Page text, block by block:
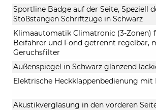
Sportline Badge auf der Seite, Speziell
Stoßstangen Schriftzüge in Schwarz
Klimaautomatik Climatronic (3-Zonen)
Beifahrer und Fond getrennt regelbar,
Geruchsfilter
Außenspiegel in Schwarz glänzend
Elektrische Heckklappenbedienung
Akustikverglasung in den vorderen